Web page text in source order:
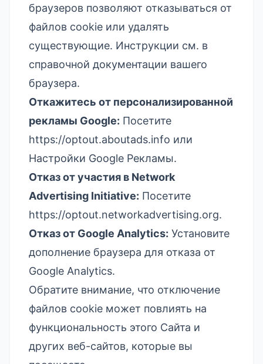
браузеров позволяют отказываться от
файлов cookie или удалять
существующие. Инструкции см. в
справочной документации вашего
браузера.
Откажитесь от персонализированной
рекламы Google: Посетите
https://optout.aboutads.info или
Настройки Google Рекламы.
Отказ от участия в Network
Advertising Initiative: Посетите
https://optout.networkadvertising.org.
Отказ от Google Analytics: Установите
дополнение браузера для отказа от
Google Analytics.
Обратите внимание, что отключение
файлов cookie может повлиять на
функциональность этого Сайта и
других веб-сайтов, которые вы